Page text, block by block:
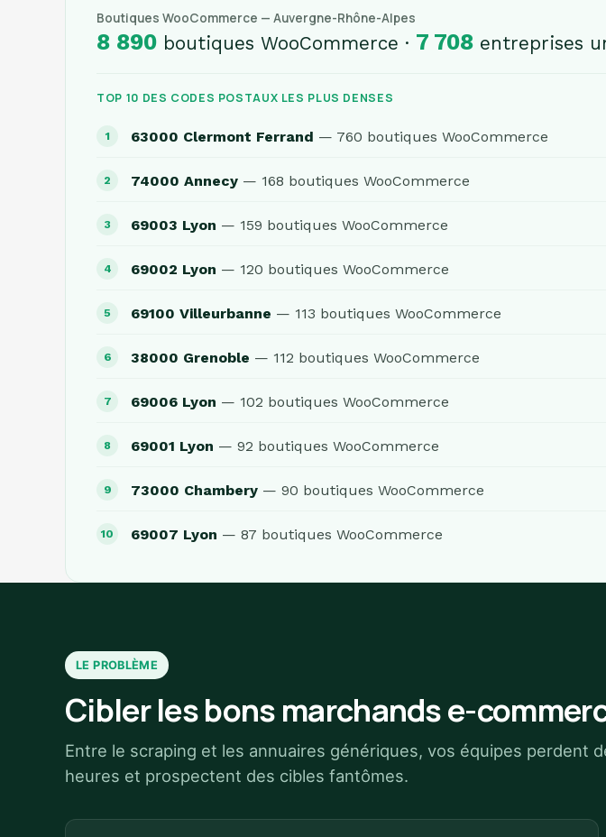
Boutiques WooCommerce — Auvergne-Rhône-Alpes
8 890 boutiques WooCommerce · 7 708 entreprises
TOP 10 DES CODES POSTAUX LES PLUS DENSES
63000 Clermont Ferrand — 760 boutiques WooCommerce
74000 Annecy — 168 boutiques WooCommerce
69003 Lyon — 159 boutiques WooCommerce
69002 Lyon — 120 boutiques WooCommerce
69100 Villeurbanne — 113 boutiques WooCommerce
38000 Grenoble — 112 boutiques WooCommerce
69006 Lyon — 102 boutiques WooCommerce
69001 Lyon — 92 boutiques WooCommerce
73000 Chambery — 90 boutiques WooCommerce
69007 Lyon — 87 boutiques WooCommerce
LE PROBLÈME
Cibler les bons marchands e-
Entre le scraping et les annuaires génériques, vos équipes perdent
heures et prospectent des cibles fantômes.